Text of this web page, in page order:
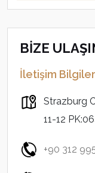
BİZE
İletişim
Strazburg
11-12
+90 312